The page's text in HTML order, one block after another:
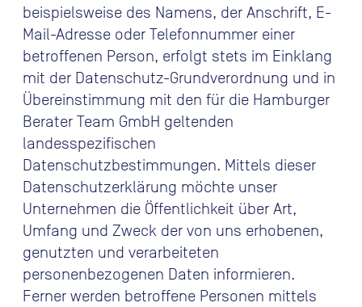
beispielsweise des Namens, der Anschrift, E-
Mail-Adresse oder Telefonnummer einer
betroffenen Person, erfolgt stets im Einklang
mit der Datenschutz-Grundverordnung und in
Übereinstimmung mit den für die Hamburger
Berater Team GmbH geltenden
landesspezifischen
Datenschutzbestimmungen. Mittels dieser
Datenschutzerklärung möchte unser
Unternehmen die Öffentlichkeit über Art,
Umfang und Zweck der von uns erhobenen,
genutzten und verarbeiteten
personenbezogenen Daten informieren.
Ferner werden betroffene Personen mittels